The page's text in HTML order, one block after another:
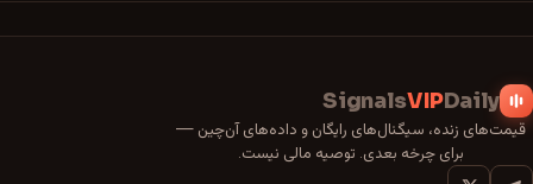
Daily
VIP
Signals
قیمت‌های زنده، سیگنال‌های رایگان و داده‌های آن‌چین —
برای چرخه بعدی. توصیه مالی نیست.